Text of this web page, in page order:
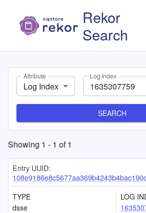
Rekor
Search
Attribute
Log Index
Log Index
SEARCH
Showing 1 - 1 of1
Entry UUID:
TYPE
dsse
LOG